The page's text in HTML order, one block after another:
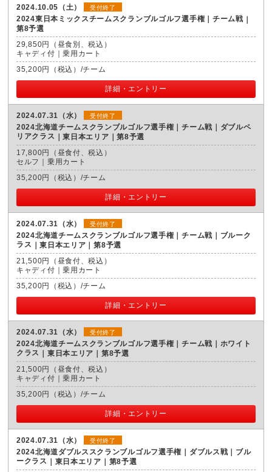
2024.10.05（土） 受付終了
2024東日本ミックスチームスクランブルゴルフ選手権｜チーム戦
第8予選
29,850円（昼食別、税込）
キャディ付｜乗用カート
35,200円（税込）/チーム
詳細・エントリー
2024.07.31（水） 受付終了
2024北海道チームスクランブルゴルフ選手権｜チーム戦｜ダブルペ
リアクラス
東日本エリア｜第8予選
17,800円（昼食付、税込）
セルフ｜乗用カート
35,200円（税込）/チーム
詳細・エントリー
2024.07.31（水） 受付終了
2024北海道チームスクランブルゴルフ選手権｜チーム戦｜ブルーク
ラス
東日本エリア｜第8予選
21,500円（昼食付、税込）
キャディ付｜乗用カート
35,200円（税込）/チーム
詳細・エントリー
2024.07.31（水） 受付終了
2024北海道チームスクランブルゴルフ選手権｜チーム戦｜ホワイト
クラス
東日本エリア｜第8予選
21,500円（昼食付、税込）
キャディ付｜乗用カート
35,200円（税込）/チーム
詳細・エントリー
2024.07.31（水） 受付終了
2024北海道ダブルススクランブルゴルフ選手権｜ダブルス戦｜ブル
ークラス
東日本エリア｜第8予選